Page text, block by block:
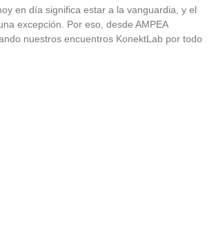
en día significa estar a la vanguardia, y el
excepción. Por eso, desde AMPEA
nuestros encuentros KonektLab por todo